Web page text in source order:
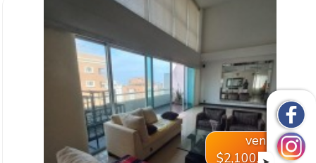
VER INMUEBLE
venta
$2,100,000,000